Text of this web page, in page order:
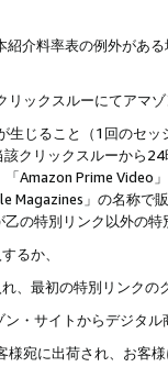
紹介料率表の例外があ
ックスルーにてアマゾ
生じること（1回のセ
クリックスルーから
Amazon Prime Video
Magazines」の名称で
の特別リンク以外の
るか、
、最初の特別リンク
・サイトからデジタ
宛に出荷され、お客